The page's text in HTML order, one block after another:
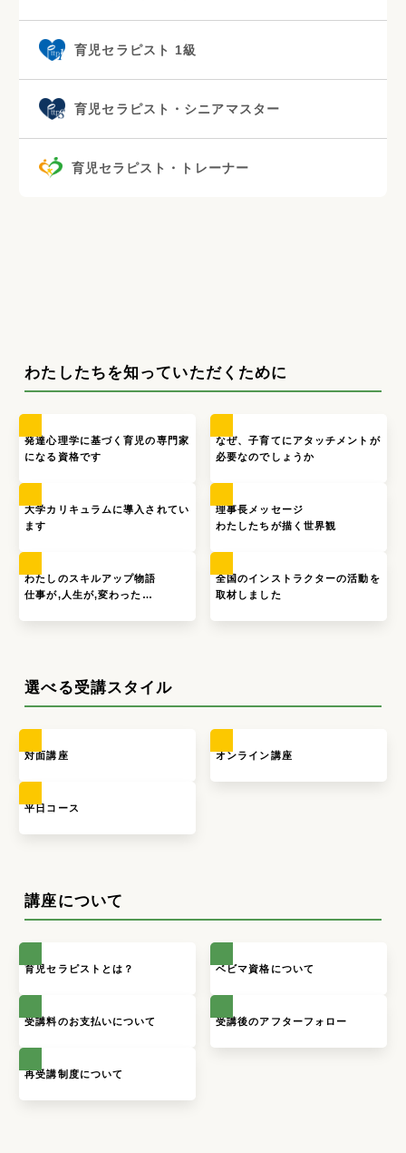
育児セラピスト 1級
育児セラピスト・シニアマスター
育児セラピスト・トレーナー
わたしたちを知っていただくために
発達心理学に基づく育児の専門家
になる資格です
なぜ、子育てにアタッチメントが
必要なのでしょうか
大学カリキュラムに導入されてい
ます
理事長メッセージ
わたしたちが描く世界観
わたしのスキルアップ物語
仕事が,人生が,変わった…
全国のインストラクターの活動を
取材しました
選べる受講スタイル
対面講座 オンライン講座
平日コース
講座について
育児セラピストとは？ ベビマ資格について
受講料のお支払いについて 受講後のアフターフォロー
再受講制度について